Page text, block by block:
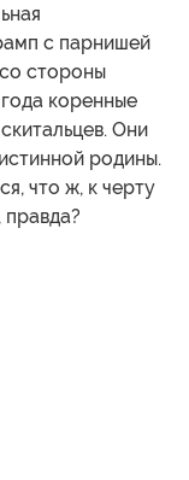
с парнишей
стороны
коренные
Они
родины.
что ж, к черту
правда?